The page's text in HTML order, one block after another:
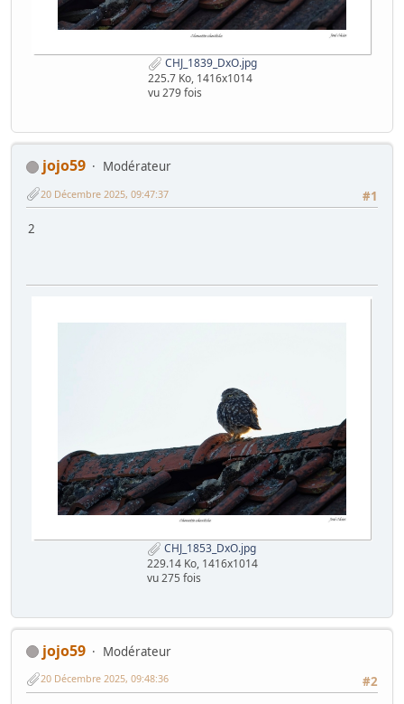
CHJ_1839_DxO.jpg
225.7 Ko, 1416x1014
vu 279 fois
jojo59
Modérateur
#1
20 Décembre 2025, 09:47:37
2
CHJ_1853_DxO.jpg
229.14 Ko, 1416x1014
vu 275 fois
jojo59
Modérateur
#2
20 Décembre 2025, 09:48:36